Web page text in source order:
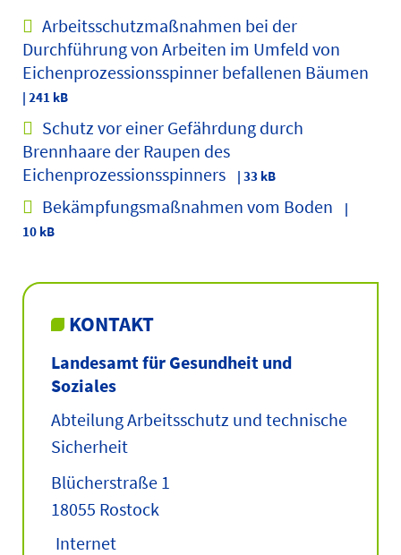
Arbeitsschutzmaßnahmen bei der
Durchführung von Arbeiten im Umfeld von
Eichenprozessionsspinner befallenen Bäumen
| 241 kB
Schutz vor einer Gefährdung durch
Brennhaare der Raupen des
Eichenprozessionsspinners
| 33 kB
Bekämpfungsmaßnahmen vom Boden
|
10 kB
KONTAKT
Landesamt für Gesundheit und
Soziales
Abteilung Arbeitsschutz und technische
Sicherheit
Blücherstraße 1
18055 Rostock
Internet